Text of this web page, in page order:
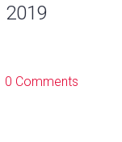
2019
0 Comments